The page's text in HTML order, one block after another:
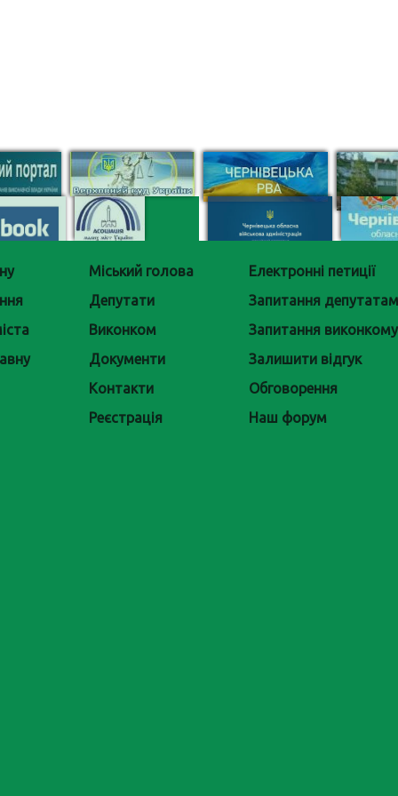
Міський голова
Депутати
Виконком
Документи
Контакти
Реєстрація
Електронні петиції
Запитання депутатам
Запитання виконкому
Залишити відгук
Обговорення
Наш форум